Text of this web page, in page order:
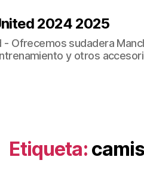
2024 2025
- Ofrecemos sudadera
y otros
Etiqueta: